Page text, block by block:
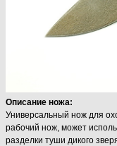
Описание ножа:
Универсальный нож для
рабочий нож, может
разделки туши дикого